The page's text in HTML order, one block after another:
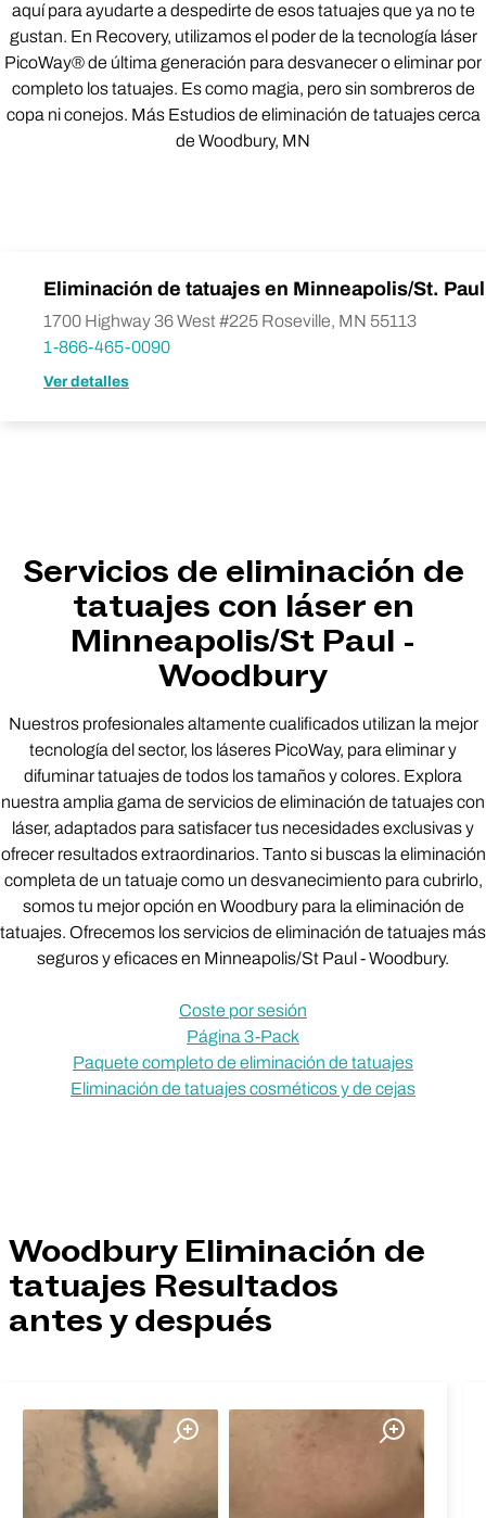
aquí para ayudarte a despedirte de esos tatuajes que ya no te
gustan. En Recovery, utilizamos el poder de la tecnología láser
PicoWay® de última generación para desvanecer o eliminar por
completo los tatuajes. Es como magia, pero sin sombreros de
copa ni conejos. Más Estudios de eliminación de tatuajes cerca
de Woodbury, MN
Eliminación de tatuajes en Minneapolis/St.
1700 Highway 36 West #225 Roseville, MN 55113
1-866-465-0090
Ver detalles
Servicios de eliminación de
tatuajes con láser en
Minneapolis/St Paul -
Woodbury
Nuestros profesionales altamente cualificados utilizan la mejor
tecnología del sector, los láseres PicoWay, para eliminar y
difuminar tatuajes de todos los tamaños y colores. Explora
nuestra amplia gama de servicios de eliminación de tatuajes con
láser, adaptados para satisfacer tus necesidades exclusivas y
ofrecer resultados extraordinarios. Tanto si buscas la eliminación
completa de un tatuaje como un desvanecimiento para cubrirlo,
somos tu mejor opción en Woodbury para la eliminación de
tatuajes. Ofrecemos los servicios de eliminación de tatuajes más
seguros y eficaces en Minneapolis/St Paul - Woodbury.
Coste por sesión
Página 3-Pack
Paquete completo de eliminación de tatuajes
Eliminación de tatuajes cosméticos y de cejas
Woodbury Eliminación de
tatuajes Resultados
antes y después